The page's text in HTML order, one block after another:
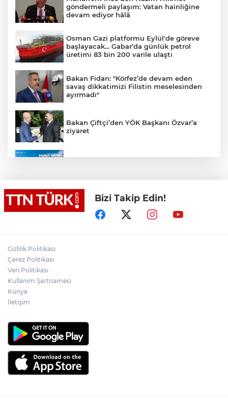
göndermeli paylaşım: Vatan hainliğine
devam ediyor hâlâ
Osman Gazi platformu Eylül'de göreve
başlayacak... Gabar’da günlük petrol
üretimi 83 bin 200 varile ulaştı
Bakan Fidan: "Körfez’de devam eden
savaş dikkatimizi Filistin meselesinden
ayırmadı"
Bakan Çiftçi’den YÖK Başkanı Özvar’a
ziyaret
İstanbul Büyük Yelken Şölenine
Hazırlanıyor
İzmir Beydağ Barajı’ndan su almak
isteyen yangın söndürme uçağı
Bizi Takip Edin!
Gizlilik Politikası
Çerez Politikası
Veri Politikası
Kullanım Şartnamesi
Künye
İletişim